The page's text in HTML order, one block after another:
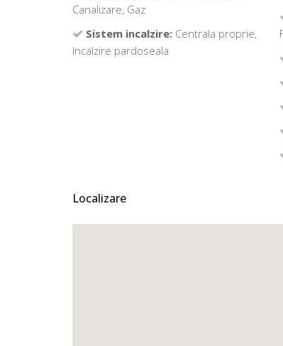
Canalizare, Gaz
Sistem incalzire: Centrala proprie,
Incalzire pardoseala
Localizare